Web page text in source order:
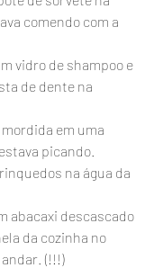
comendo com a
vidro de shampoo e
de dente na
em uma
picando.
na água da
abacaxi descascado
da cozinha no
(!!!)